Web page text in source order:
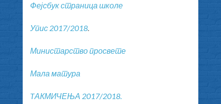
Фејсбук страница школе
Упис 2017/2018.
Министарство просвете
Мала матура
TАКМИЧЕЊА 2017/2018.